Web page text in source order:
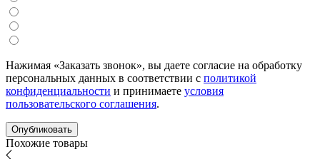
Нажимая «Заказать звонок», вы даете согласие на обработку
персональных данных в соответствии с политикой
конфиденциальности и принимаете условия
пользовательского соглашения.
Похожие товары